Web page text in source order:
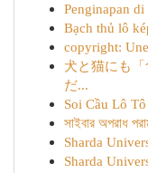
Penginapan
Bạch thủ lô
copyright:
犬と猫にも
だ...
Soi Cầu Lô
সাইবার অপরাধ
Sharda
Sharda